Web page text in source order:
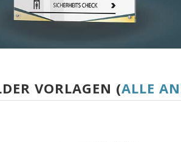
VORLAGEN (ALLE